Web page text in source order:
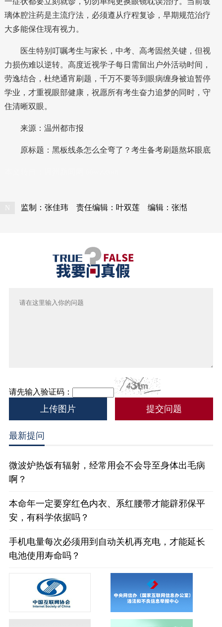
璃体腔注药是主流疗法，必须遵从疗程复诊，早期规范治疗
大多能保住现有视力。
医生特别叮嘱考生与家长，中考、高考固然关键，但视
力损伤难以逆转。高度近视学子每日需留出户外活动时间，
劳逸结合，杜绝通宵刷题，千万不要等到眼病缠身被迫暂停
学业，才重视眼部健康，祝愿所有考生奋力追梦的同时，守
住清晰双眼。
来源：温州都市报
原标题：黑板线条怎么全弯了？考生备考刷题熬坏眼底
N 监制：张佳玮 责任编辑：叶双莲 编辑：张湉
请先输入验证码：
上传图片
最新提问
微波炉热饭有辐射，经常用会不会导至身体出毛病
啊？
本命年一定要穿红色内衣、系红腰带才能辟邪保平
安，有科学依据吗？
手机电量每次必须用到自动关机再充电，才能延长
电池使用寿命吗？